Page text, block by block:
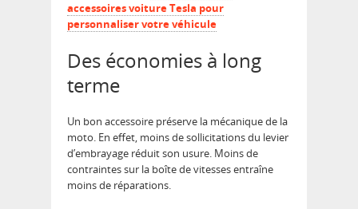
accessoires voiture Tesla pour
personnaliser votre véhicule
Des économies à long
terme
Un bon accessoire préserve la mécanique de la
moto. En effet, moins de sollicitations du levier
d’embrayage réduit son usure. Moins de
contraintes sur la boîte de vitesses entraîne
moins de réparations.